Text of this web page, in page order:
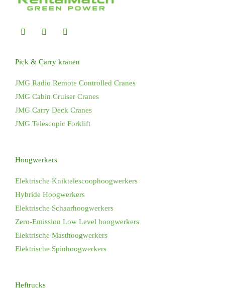
Pick & Carry kranen
JMG Radio Remote Controlled Cranes
JMG Cabin Cruiser Cranes
JMG Carry Deck Cranes
JMG Telescopic Forklift
Hoogwerkers
Elektrische Kniktelescoophoogwerkers
Hybride Hoogwerkers
Elektrische Schaarhoogwerkers
Zero-Emission Low Level hoogwerkers
Elektrische Masthoogwerkers
Elektrische Spinhoogwerkers
Heftrucks